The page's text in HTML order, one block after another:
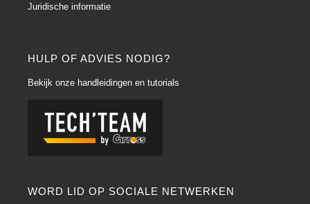
HULP OF ADVIES NODIG?
Bekijk onze handleidingen en tutorials
WORD LID OP SOCIALE NETWERKEN
Juridische informatie